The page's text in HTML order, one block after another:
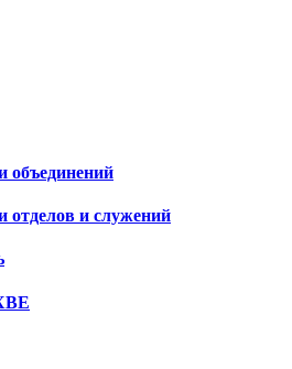
объединений
отделов и служений